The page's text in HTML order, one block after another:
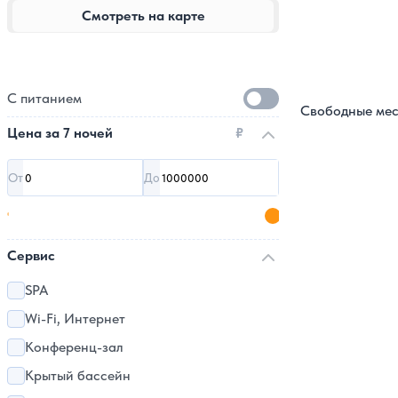
Смотреть на карте
Свободные
С питанием
Цена за 7 ночей ₽
От До
Сервис
SPA
Wi-Fi, Интернет
Конференц-зал
Крытый бассейн